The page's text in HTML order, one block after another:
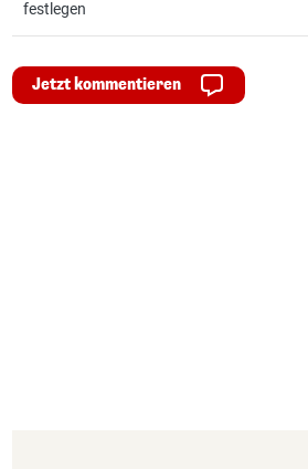
festlegen
Jetzt kommentieren